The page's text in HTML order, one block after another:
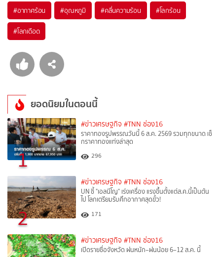
#อากาศร้อน #อุณหภูมิ #คลื่นความร้อน #โลกร้อน
#โลกเดือด
ยอดนิยมในตอนนี้
1
#ข่าวเศรษฐกิจ #TNN ช่อง16
ราคาทองรูปพรรณวันนี้ 6 ส.ค. 2569 รวมทุกขนาด เช็
กราคาทองแท่งล่าสุด
296
2
#ข่าวเศรษฐกิจ #TNN ช่อง16
UN ชี้ "เอลนีโญ" เร่งเครื่อง แรงขึ้นตั้งแต่ส.ค.นี้เป็นต้น
ไป โลกเตรียมรับศึกอากาศสุดขั้ว!
171
#ข่าวเศรษฐกิจ #TNN ช่อง16
เปิดรายชื่อจังหวัด ฝนหนัก–ฝนน้อย 6–12 ส.ค. นี้